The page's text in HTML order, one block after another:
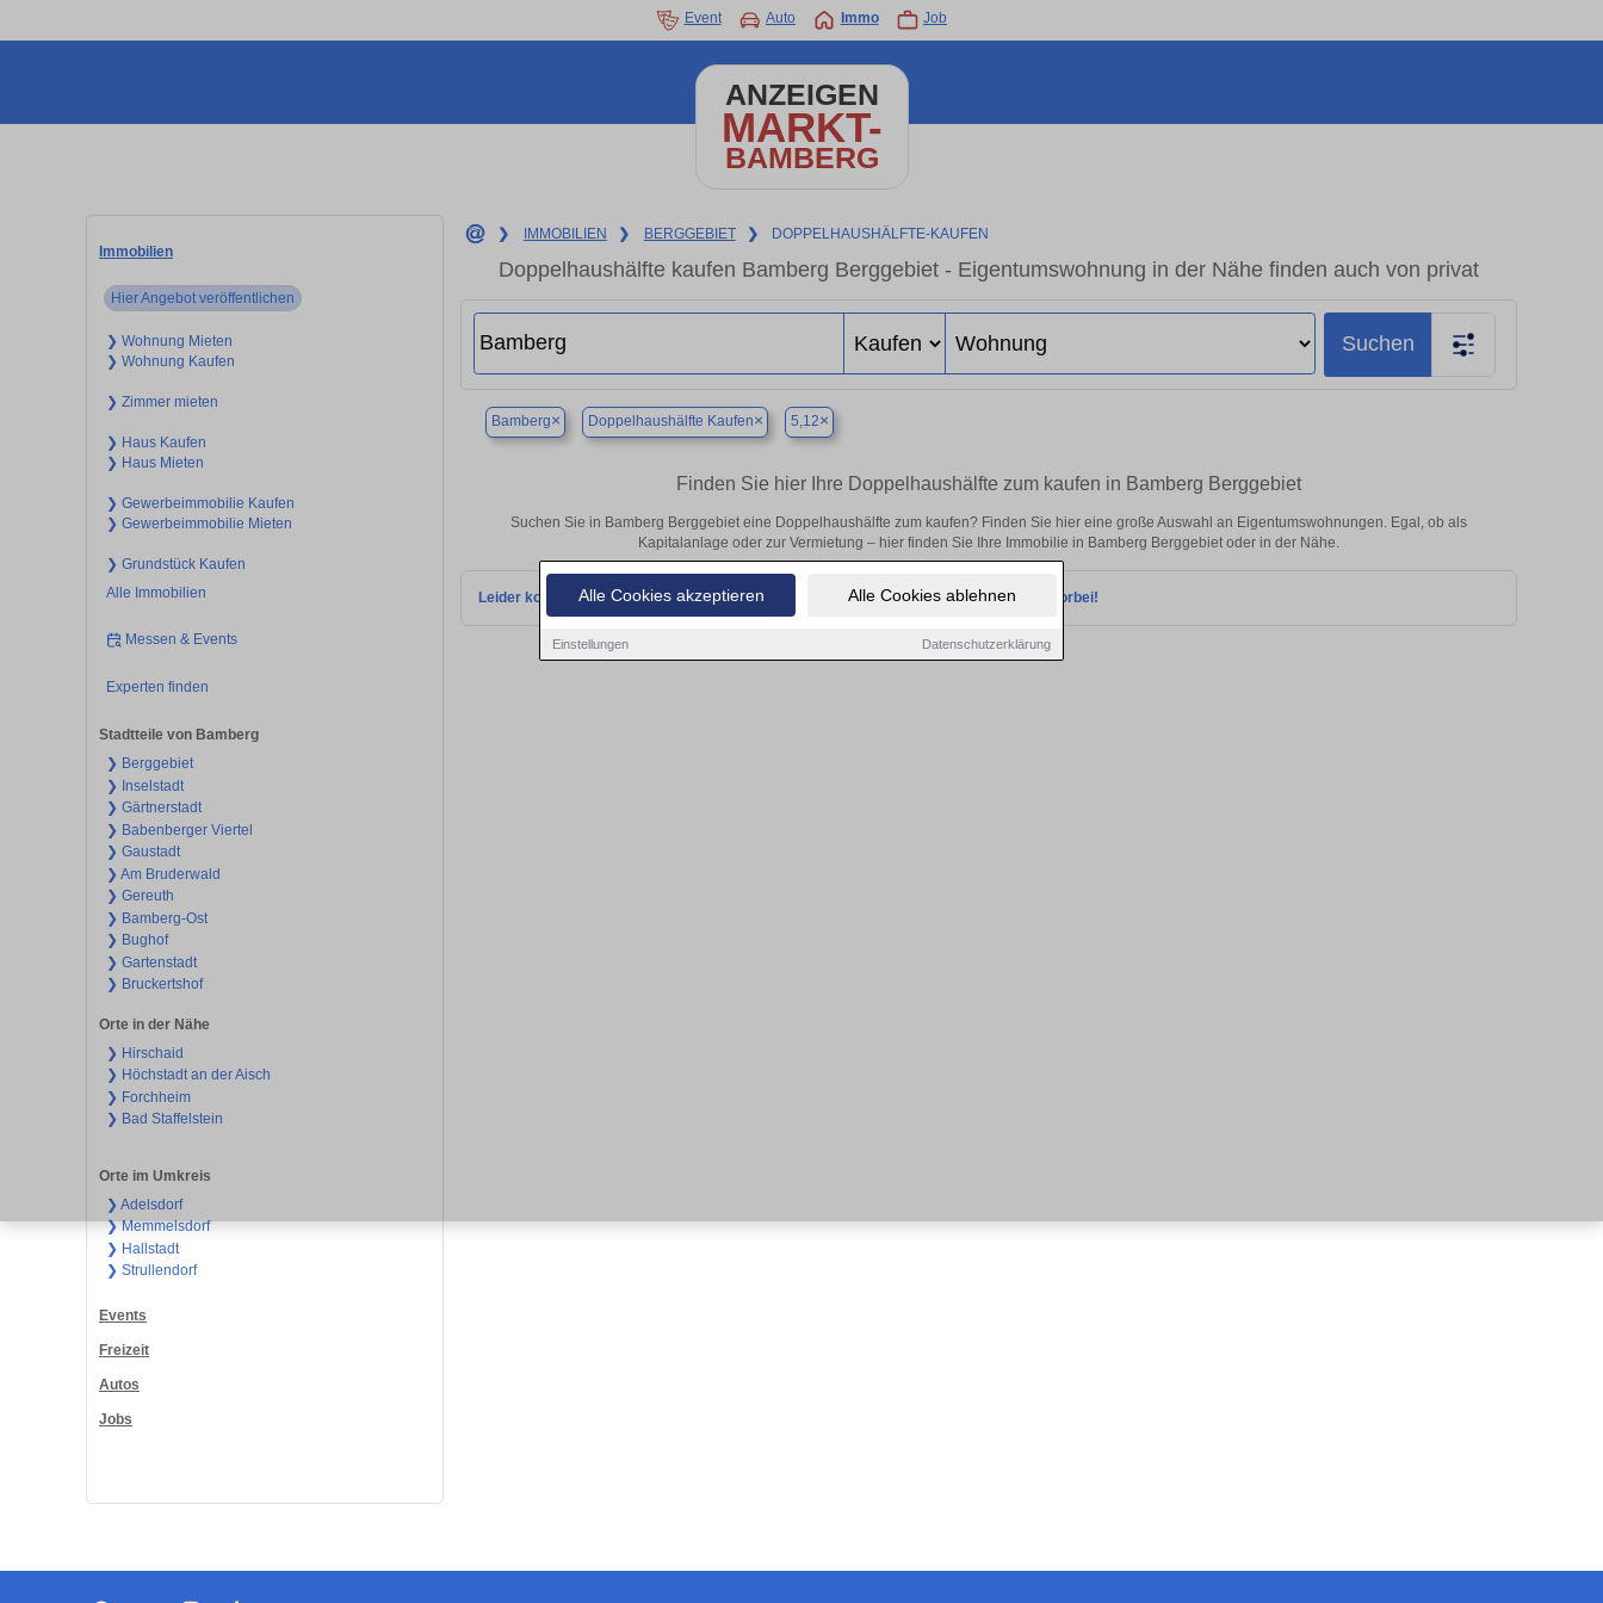
Alle Cookies akzeptieren Alle Cookies ablehnen
Einstellungen Datenschutzerklärung
Event Auto Immo Job
ANZEIGEN
MARKT-
BAMBERG
Immobilien
Hier Angebot veröffentlichen
❯ Wohnung Mieten
❯ Wohnung Kaufen
❯ Zimmer mieten
❯ Haus Kaufen
❯ Haus Mieten
❯ Gewerbeimmobilie Kaufen
❯ Gewerbeimmobilie Mieten
❯ Grundstück Kaufen
Alle Immobilien
Messen & Events
Experten finden
Stadtteile von Bamberg
❯ Berggebiet
❯ Inselstadt
❯ Gärtnerstadt
❯ Babenberger Viertel
❯ Gaustadt
❯ Am Bruderwald
❯ Gereuth
❯ Bamberg-Ost
❯ Bughof
❯ Gartenstadt
❯ Bruckertshof
Orte in der Nähe
❯ Hirschaid
❯ Höchstadt an der Aisch
❯ Forchheim
❯ Bad Staffelstein
Orte im Umkreis
❯ Adelsdorf
❯ Memmelsdorf
❯ Hallstadt
❯ Strullendorf
Events
Freizeit
Autos
Jobs
❯ IMMOBILIEN ❯ BERGGEBIET ❯ DOPPELHAUSHÄLFTE-KAUFEN
Doppelhaushälfte kaufen Bamberg Berggebiet - Eigentumswohnung in der Nähe finden auch von privat
Suchen
Bamberg× Doppelhaushälfte Kaufen× 5,12×
Finden Sie hier Ihre Doppelhaushälfte zum kaufen in Bamberg Berggebiet
Suchen Sie in Bamberg Berggebiet eine Doppelhaushälfte zum kaufen? Finden Sie hier eine große Auswahl an Eigentumswohnungen. Egal, ob als
Kapitalanlage oder zur Vermietung – hier finden Sie Ihre Immobilie in Bamberg Berggebiet oder in der Nähe.
Leider konnten wir derzeit keine passenden Objekte finden. Schauen Sie bald wieder vorbei!